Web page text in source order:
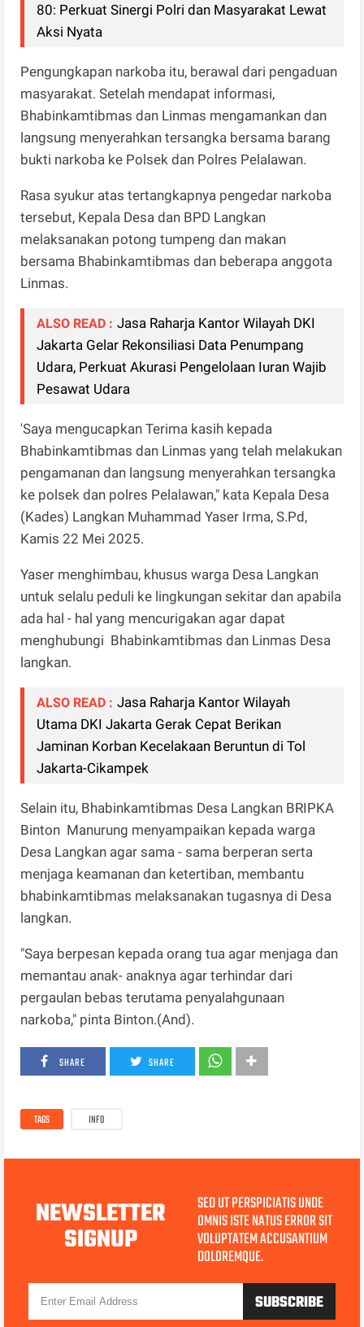
80: Perkuat Sinergi Polri dan Masyarakat Lewat
Aksi Nyata
Pengungkapan narkoba itu, berawal dari pengaduan
masyarakat. Setelah mendapat informasi,
Bhabinkamtibmas dan Linmas mengamankan dan
langsung menyerahkan tersangka bersama barang
bukti narkoba ke Polsek dan Polres Pelalawan.
Rasa syukur atas tertangkapnya pengedar narkoba
tersebut, Kepala Desa dan BPD Langkan
melaksanakan potong tumpeng dan makan
bersama Bhabinkamtibmas dan beberapa anggota
Linmas.
ALSO READ : Jasa Raharja Kantor Wilayah DKI
Jakarta Gelar Rekonsiliasi Data Penumpang
Udara, Perkuat Akurasi Pengelolaan Iuran Wajib
Pesawat Udara
'Saya mengucapkan Terima kasih kepada
Bhabinkamtibmas dan Linmas yang telah melakukan
pengamanan dan langsung menyerahkan tersangka
ke polsek dan polres Pelalawan," kata Kepala Desa
(Kades) Langkan Muhammad Yaser Irma, S.Pd,
Kamis 22 Mei 2025.
Yaser menghimbau, khusus warga Desa Langkan
untuk selalu peduli ke lingkungan sekitar dan apabila
ada hal - hal yang mencurigakan agar dapat
menghubungi Bhabinkamtibmas dan Linmas Desa
langkan.
ALSO READ : Jasa Raharja Kantor Wilayah
Utama DKI Jakarta Gerak Cepat Berikan
Jaminan Korban Kecelakaan Beruntun di Tol
Jakarta-Cikampek
Selain itu, Bhabinkamtibmas Desa Langkan BRIPKA
Binton Manurung menyampaikan kepada warga
Desa Langkan agar sama - sama berperan serta
menjaga keamanan dan ketertiban, membantu
bhabinkamtibmas melaksanakan tugasnya di Desa
langkan.
"Saya berpesan kepada orang tua agar menjaga dan
memantau anak- anaknya agar terhindar dari
pergaulan bebas terutama penyalahgunaan
narkoba," pinta Binton.(And).
SHARE SHARE
TAGS INFO
NEWSLETTER
SIGNUP
SED UT PERSPICIATIS UNDE
OMNIS ISTE NATUS ERROR SIT
VOLUPTATEM ACCUSANTIUM
DOLOREMQUE.